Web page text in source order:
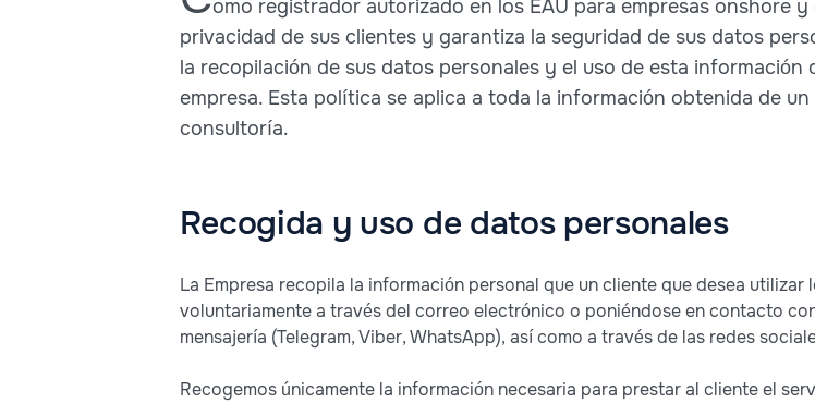
omo registrador autorizado en los EAU para empresas onshore
privacidad de sus clientes y garantiza la seguridad de sus datos
la recopilación de sus datos personales y el uso de esta
empresa. Esta política se aplica a toda la información obtenida de
consultoría.
Recogida y uso de datos personales
La Empresa recopila la información personal que un cliente que desea
voluntariamente a través del correo electrónico o poniéndose en contacto
mensajería (Telegram, Viber, WhatsApp), así como a través de las redes
Recogemos únicamente la información necesaria para prestar al cliente el